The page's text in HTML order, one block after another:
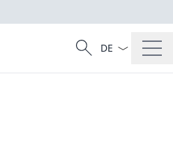
Recherche
Recherche
La langue